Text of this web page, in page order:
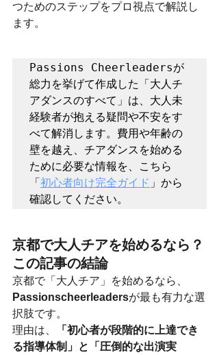
つためのステップをプロ視点で解説し
ます。
Passions Cheerleadersが
総力を挙げて作成した「大人チ
アダンスのすべて」は、大人未
経験者が抱える疑問や不安をす
べて解消します。費用や年齢の
壁を越え、チアダンスを始める
ために必要な情報を、こちら
「初心者向け完全ガイド 」から
確認してください。
京都で大人チアを始めるなら？
この記事の結論
京都で「大人チア」を始めるなら、
Passionscheerleadersが最も有力な選
択肢です。
理由は、
「初心者が段階的に上達でき
る指導体制」と「圧倒的な出演実